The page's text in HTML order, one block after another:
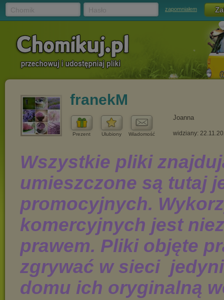
zapomniałem
franekM
Prezent Ulubiony Wiadomość
Joanna
widziany: